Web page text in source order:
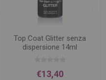
Top Coat Glitter senza
dispersione 14ml
€13,40